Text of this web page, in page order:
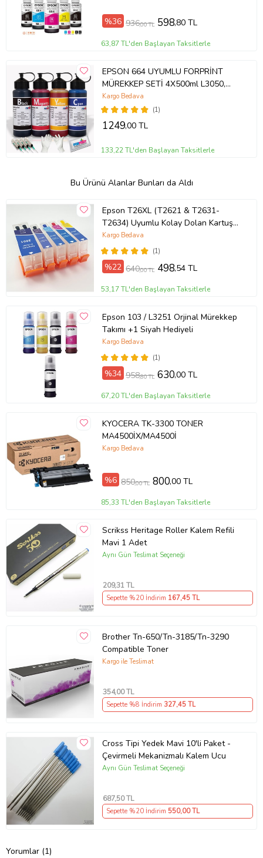
Renk testlerini geçen mürekkepler, kartuş tıkanma testine girer.
Uzun süre saklanan kartuşlar ağız kuruma testi için tekrar
basılmaktadır. Kartuşlar en uzun kartuş ömrü testine girer.
FOTOĞRAF:
Farklı kalite fotoğraf kağıtlarına canlı renkler basılır. Fotoğraf solma
testi için ultraviyole ışınları ile hızlandırılmış zaman testine tabi
tutulur. Böylece sevdiklerinizin resimlerinin nesilden, nesile
FOTOĞRAF:
Kalite kontrollerinden başarı ile geçen mürekkeplerimiz;
Türkiye'den, tüm dünya'ya sevk edilmektedir. Dünya ülkelerine
daha yüksek fiyatlara sattığımızmürekkeplerimizi, şimdi uygun
fiyatlara siz değerli müşterilerimize sunuyoruz...
Ürün Kodu: kcm62794686
%36 936,00 TL 598,80 TL
63,87 TL'den Başlayan Taksitlerle
EPSON 664 UYUMLU FORPRİNT
MÜREKKEP SETİ 4X500ml L3050,
L3060, L220
(1)
Kargo Bedava
1249,00 TL
133,22 TL'den Başlayan Taksitlerle
Bu Ürünü Alanlar Bunları da Aldı
Epson T26XL (T2621 & T2631-
T2634) Uyumlu Kolay Dolan Kartuş -
5 Renk (Çok Renkli)
(1)
Kargo Bedava
%22 640,00 TL 498,54 TL
53,17 TL'den Başlayan Taksitlerle
Epson 103 / L3251 Orjinal Mürekkep
Takımı +1 Siyah Hediyeli
(1)
Kargo Bedava
%34 958,80 TL 630,00 TL
67,20 TL'den Başlayan Taksitlerle
KYOCERA TK-3300 TONER
MA4500İX/MA4500İ
Kargo Bedava
%6 850,00 TL 800,00 TL
85,33 TL'den Başlayan Taksitlerle
Scrikss Heritage Roller Kalem Refili
Mavi 1 Adet
Aynı Gün Teslimat Seçeneği
209,31 TL
Sepette %20 İndirim 167,45 TL
Brother Tn-650/Tn-3185/Tn-3290
Compatible Toner
Kargo ile Teslimat
354,00 TL
Sepette %8 İndirim 327,45 TL
Cross Tipi Yedek Mavi 10'li Paket -
Çevirmeli Mekanizmalı Kalem Ucu
Aynı Gün Teslimat Seçeneği
687,50 TL
Sepette %20 İndirim 550,00 TL
Yorumlar (1)